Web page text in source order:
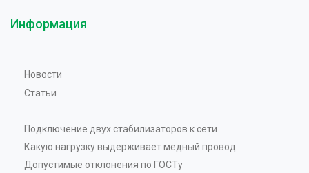
Информация
Новости
Статьи
Подключение двух стабилизаторов к сети
Какую нагрузку выдерживает медный провод
Допустимые отклонения по ГОСТу